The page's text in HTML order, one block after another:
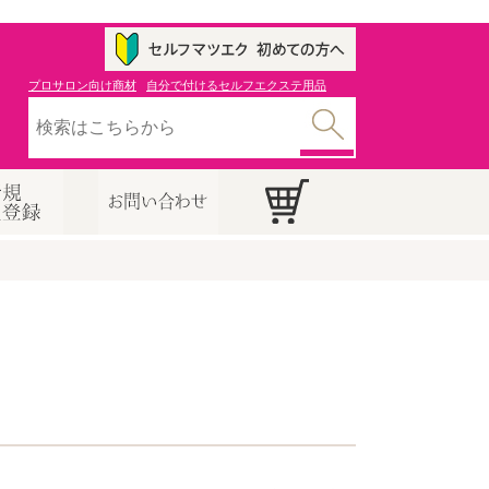
プロサロン向け商材 自分で付けるセルフエクステ用品